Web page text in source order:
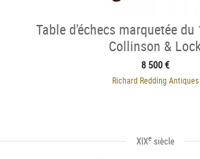
Table d'échecs marquetée
Collinson &
8 500 €
Richard Redding Antiques
XIXesiècle